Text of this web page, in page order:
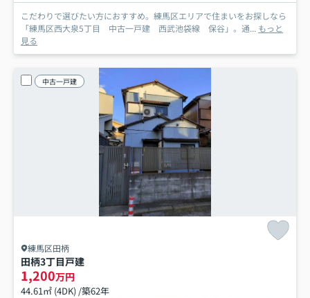
こだわりで選びたい方におすすめ。練馬区エリアで住まいをお探しなら
「練馬区西大泉5丁目 中古一戸建 西武池袋線 保谷」。通... もっと
見る
中古一戸建
練馬区田柄
田柄3丁目戸建
1,200万円
44.61㎡ (4DK) /築62年